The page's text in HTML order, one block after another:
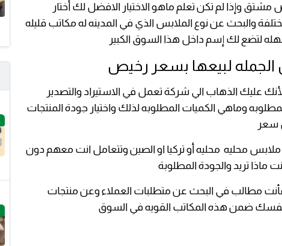
وإذا لم تكن تعلم ماهو الاختيار الافضل لك أختار
والبحث عن نوع الملابس الذي في المدينه له مكاتب قليله
لتضع لك إسم داخل هذا السوق الكبير
الجمله لبيعها بسعر رخيص
عليك الذهاب الي شركة تعمل في الاستيراد والتصدير
وماهي الكميات المطلوبه لذلك واختيار جودة المنتجات
سعر
محليه محليه أو تركيا او الصين وتتعامل انت معهم دون
ماذا تريد والجودة المطلوبة
مطالب في البحث عن متطلبات العملاء وعن منتجات
ضمن هذه المكاتب القويه في السوق